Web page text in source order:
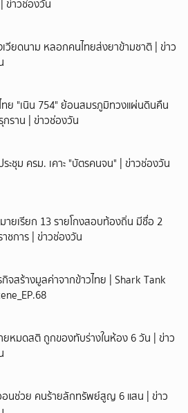
ข่าวช่องวัน
วียดนาม หลอกคนไทยส่งยาข้ามชาติ | ข่าว
ทย "เนิน 754" ย้อนสมรภูมิทวงแผ่นดินคืน
ราน | ข่าวช่องวัน
ะชุม ครม. เคาะ "บัตรคนจน" | ข่าวช่องวัน
ายเรียก 13 รายโกงสอบท้องถิ่น มีชื่อ 2
ชการ | ข่าวช่องวัน
จสร้างมูลค่าจากข้าวไทย | Shark Tank
ยหมดสติ ถูกของทับร่างในห้อง 6 วัน | ข่าว
อนช่วย คนร้ายลักทรัพย์สูญ 6 แสน | ข่าว